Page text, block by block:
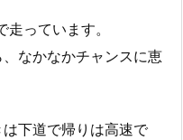
っています。
なかなかチャンスに恵
下道で帰りは高速で